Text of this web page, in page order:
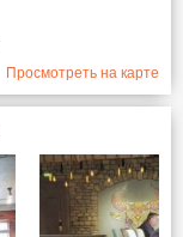
Просмотреть на карте